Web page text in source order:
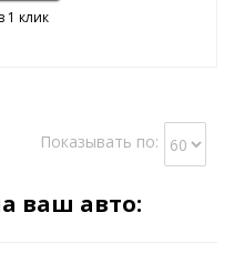
1 клик
Показывать по:
ваш авто: